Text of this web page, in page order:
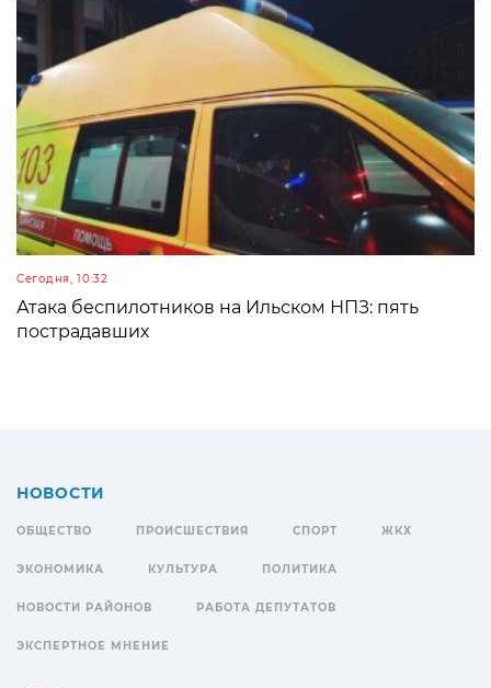
Сегодня, 10:32
Атака беспилотников на Ильском НПЗ: пять
пострадавших
НОВОСТИ
ОБЩЕСТВО ПРОИСШЕСТВИЯ СПОРТ ЖКХ
ЭКОНОМИКА КУЛЬТУРА ПОЛИТИКА
НОВОСТИ РАЙОНОВ РАБОТА ДЕПУТАТОВ
ЭКСПЕРТНОЕ МНЕНИЕ